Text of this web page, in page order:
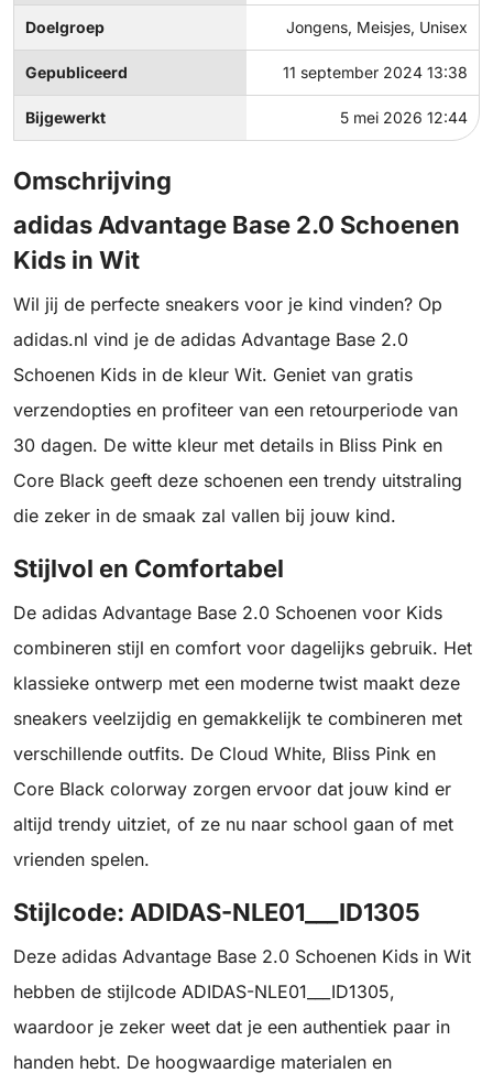
Doelgroep Jongens, Meisjes, Unisex
Gepubliceerd 11 september 2024 13:38
Bijgewerkt 5 mei 2026 12:44
Omschrijving
adidas Advantage Base 2.0 Schoenen
Kids in Wit
Wil jij de perfecte sneakers voor je kind vinden? Op
adidas.nl vind je de adidas Advantage Base 2.0
Schoenen Kids in de kleur Wit. Geniet van gratis
verzendopties en profiteer van een retourperiode van
30 dagen. De witte kleur met details in Bliss Pink en
Core Black geeft deze schoenen een trendy uitstraling
die zeker in de smaak zal vallen bij jouw kind.
Stijlvol en Comfortabel
De adidas Advantage Base 2.0 Schoenen voor Kids
combineren stijl en comfort voor dagelijks gebruik. Het
klassieke ontwerp met een moderne twist maakt deze
sneakers veelzijdig en gemakkelijk te combineren met
verschillende outfits. De Cloud White, Bliss Pink en
Core Black colorway zorgen ervoor dat jouw kind er
altijd trendy uitziet, of ze nu naar school gaan of met
vrienden spelen.
Stijlcode: ADIDAS-NLE01___ID1305
Deze adidas Advantage Base 2.0 Schoenen Kids in Wit
hebben de stijlcode ADIDAS-NLE01___ID1305,
waardoor je zeker weet dat je een authentiek paar in
handen hebt. De hoogwaardige materialen en